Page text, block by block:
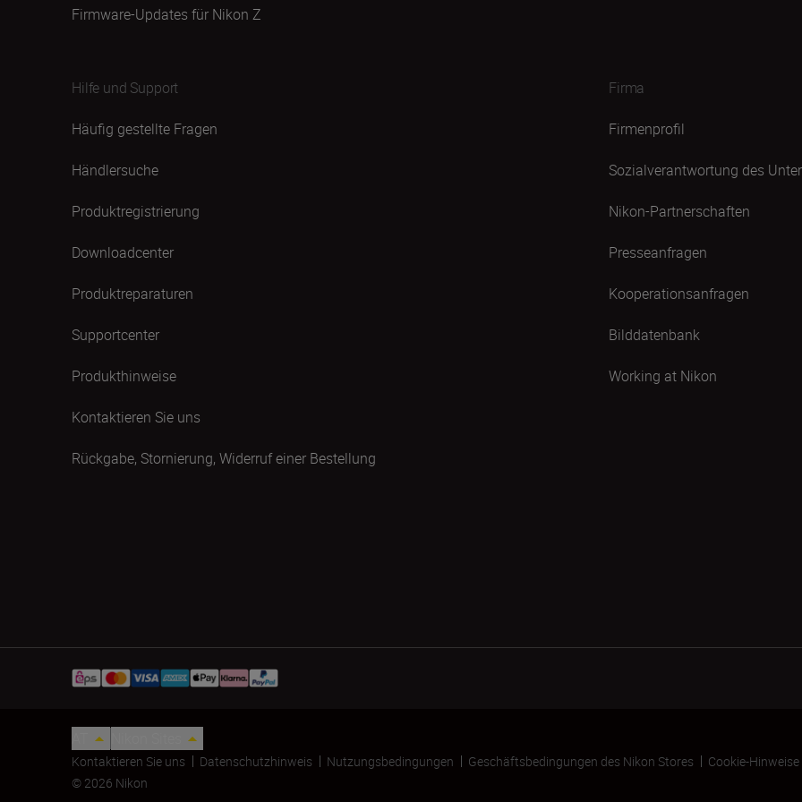
Firmware-Updates für Nikon Z
Hilfe und Support
Häufig gestellte Fragen
Händlersuche
Produktregistrierung
Downloadcenter
Produktreparaturen
Supportcenter
Produkthinweise
Kontaktieren Sie uns
Rückgabe, Stornierung, Widerruf einer Bestellung
Firma
Firmenprofil
Sozialverantwortung des
Nikon-Partnerschaften
Presseanfragen
Kooperationsanfragen
Bilddatenbank
Working at Nikon
Kontaktieren Sie uns Datenschutzhinweis Nutzungsbedingungen Geschäftsbedingungen des Nikon Stores Cookie-Hinweise
© 2026 Nikon